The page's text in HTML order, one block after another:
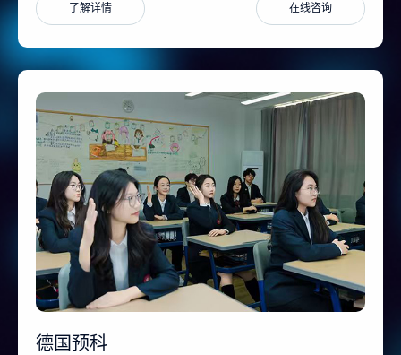
了解详情 在线咨询
德国预科